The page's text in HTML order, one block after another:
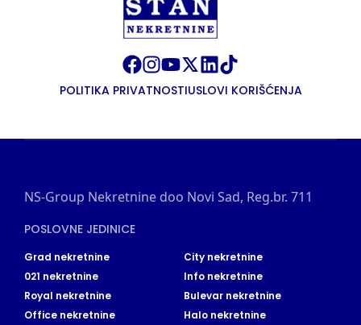
POLITIKA PRIVATNOSTIUSLOVI KORIŠĆENJA
NS-Group Nekretnine doo Novi Sad, Reg.br. 711
POSLOVNE JEDINICE
Grad nekretnine
City nekretnine
021 nekretnine
Info nekretnine
Royal nekretnine
Bulevar nekretnine
Office nekretnine
Halo nekretnine